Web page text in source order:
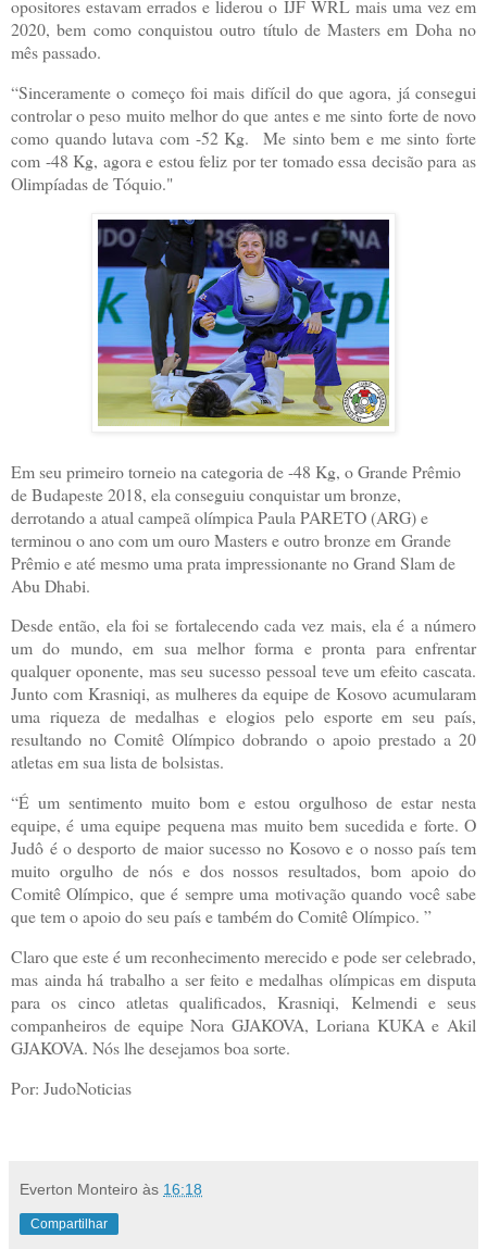
opositores estavam errados e liderou o IJF WRL mais uma vez em
2020, bem como conquistou outro título de Masters em Doha no
mês passado.
“Sinceramente o começo foi mais difícil do que agora, já consegui
controlar o peso muito melhor do que antes e me sinto forte de novo
como quando lutava com -52 Kg. Me sinto bem e me sinto forte
com -48 Kg, agora e estou feliz por ter tomado essa decisão para as
Olimpíadas de Tóquio."
Em seu primeiro torneio na categoria de -48 Kg, o Grande Prêmio
de Budapeste 2018, ela conseguiu conquistar um bronze,
derrotando a atual campeã olímpica Paula PARETO (ARG) e
terminou o ano com um ouro Masters e outro bronze em Grande
Prêmio e até mesmo uma prata impressionante no Grand Slam de
Abu Dhabi.
Desde então, ela foi se fortalecendo cada vez mais, ela é a número
um do mundo, em sua melhor forma e pronta para enfrentar
qualquer oponente, mas seu sucesso pessoal teve um efeito cascata.
Junto com Krasniqi, as mulheres da equipe de Kosovo acumularam
uma riqueza de medalhas e elogios pelo esporte em seu país,
resultando no Comitê Olímpico dobrando o apoio prestado a 20
atletas em sua lista de bolsistas.
“É um sentimento muito bom e estou orgulhoso de estar nesta
equipe, é uma equipe pequena mas muito bem sucedida e forte. O
Judô é o desporto de maior sucesso no Kosovo e o nosso país tem
muito orgulho de nós e dos nossos resultados, bom apoio do
Comitê Olímpico, que é sempre uma motivação quando você sabe
que tem o apoio do seu país e também do Comitê Olímpico. ”
Claro que este é um reconhecimento merecido e pode ser celebrado,
mas ainda há trabalho a ser feito e medalhas olímpicas em disputa
para os cinco atletas qualificados, Krasniqi, Kelmendi e seus
companheiros de equipe Nora GJAKOVA, Loriana KUKA e Akil
GJAKOVA. Nós lhe desejamos boa sorte.
Por: JudoNoticias
Everton Monteiro às 16:18
Compartilhar